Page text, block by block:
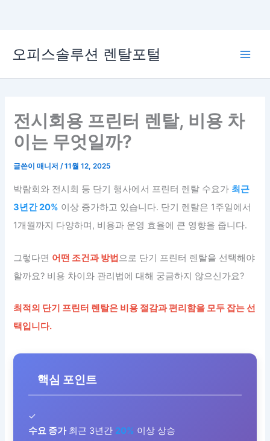
로
오피스솔루션 렌탈포털
전시회용 프린터 렌탈, 비용 차
이는 무엇일까?
글쓴이매니저 /11월 12, 2025
박람회와 전시회 등 단기 행사에서 프린터 렌탈 수요가 최근
3년간 20% 이상 증가하고 있습니다. 단기 렌탈은 1주일에서
1개월까지 다양하며, 비용과 운영 효율에 큰 영향을 줍니다.
그렇다면 어떤 조건과 방법으로 단기 프린터 렌탈을 선택해야
할까요? 비용 차이와 관리법에 대해 궁금하지 않으신가요?
최적의 단기 프린터 렌탈은 비용 절감과 편리함을 모두 잡는 선
택입니다.
핵심 포인트
✓
수요 증가최근 3년간 20% 이상 상승